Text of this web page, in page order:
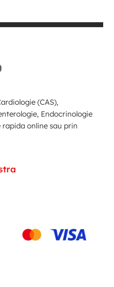
(CAS),
Endocrinologie
online sau prin